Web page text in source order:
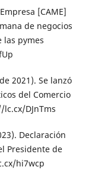
[CAME]
de negocios
pymes
2021). Se lanzó
del Comercio
DJnTms
Declaración
Presidente de
hi7wcp